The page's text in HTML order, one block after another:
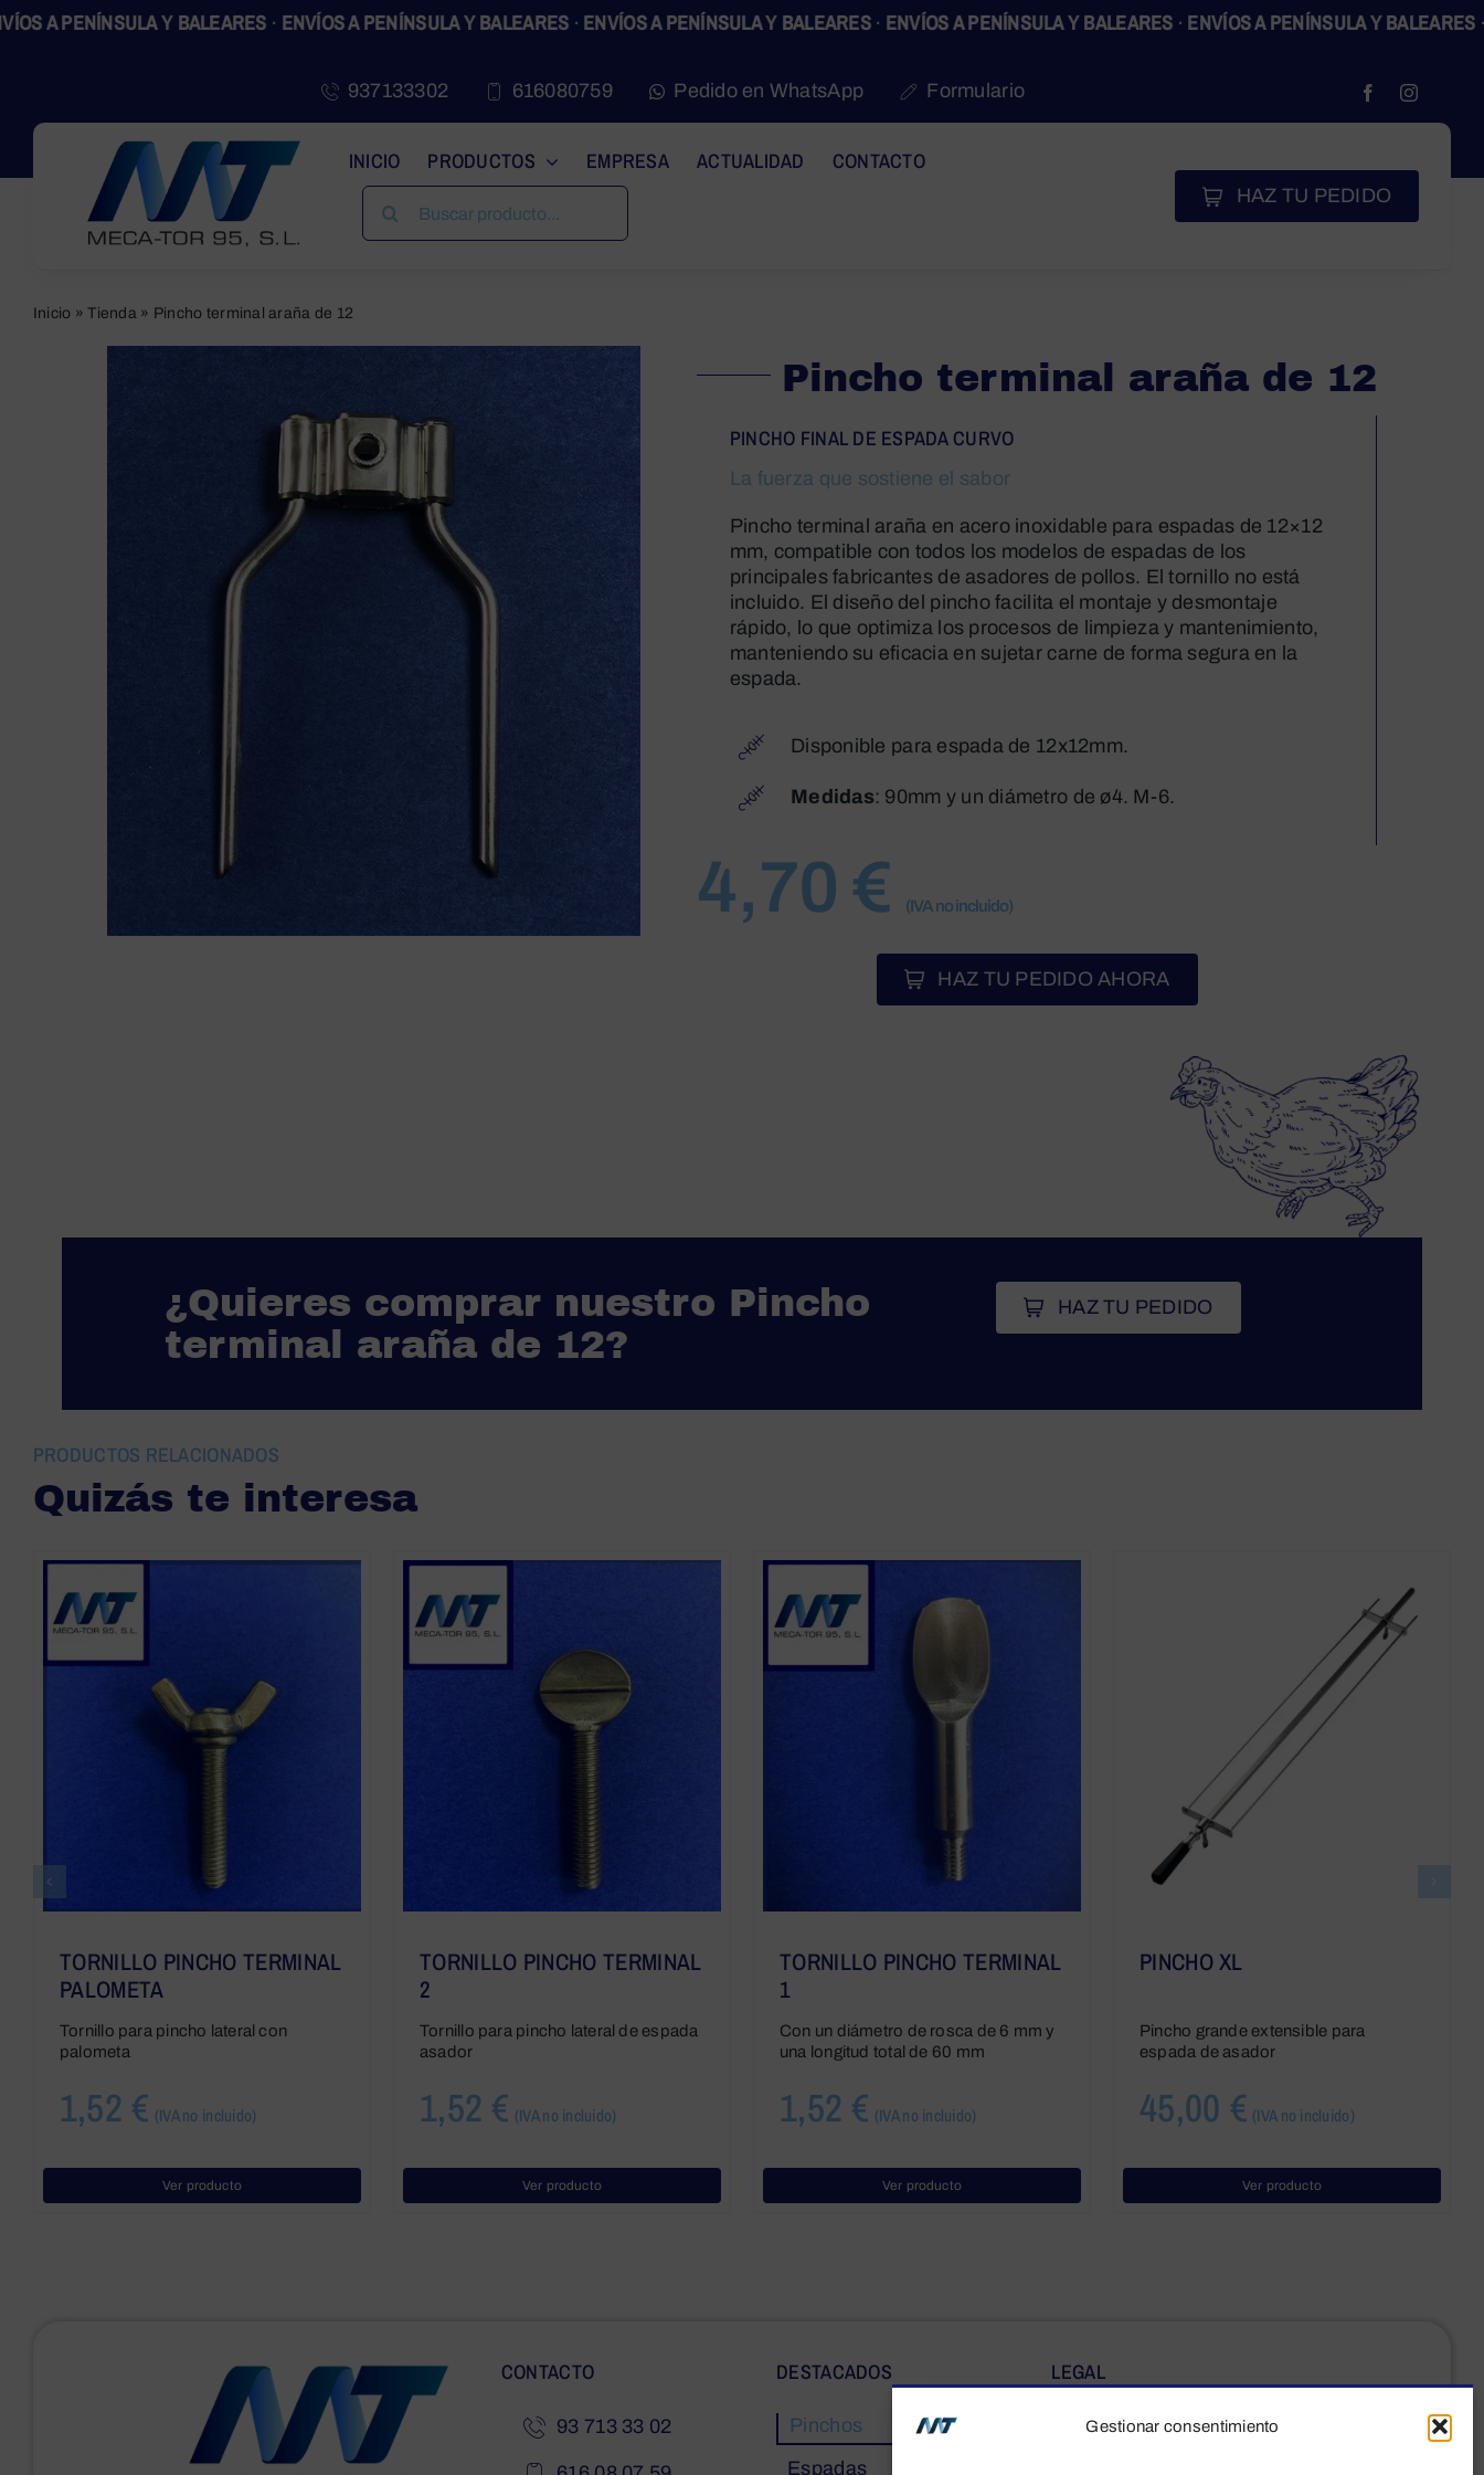
Gestionar consentimiento
Skip
to
Y BALEARES·ENVÍOS A PENÍNSULA Y BALEARES·ENVÍOS A PENÍNSULA Y BALEARES·ENVÍOS A PENÍNSULA Y BALEARES·ENVÍOS A PENÍNSULA Y BALEARES·
937133302 616080759 Pedido en WhatsApp Formulario
INICIO PRODUCTOS EMPRESA ACTUALIDAD
CONTACTO
SEARCH
FOR:
HAZ TU PEDIDO
Inicio »Tienda » Pincho terminal araña de 12
Pincho terminal araña de 12
PINCHO FINAL DE ESPADA CURVO
La fuerza que sostiene el sabor
Pincho terminal araña en acero inoxidable para espadas de 12×12
mm, compatible con todos los modelos de espadas de los
principales fabricantes de asadores de pollos. El tornillo no está
incluido. El diseño del pincho facilita el montaje y desmontaje
rápido, lo que optimiza los procesos de limpieza y mantenimiento,
manteniendo su eficacia en sujetar carne de forma segura en la
espada.
Disponible para espada de 12x12mm.
Medidas: 90mm y un diámetro de ø4. M-6.
4,70 € (IVA no incluido)
HAZ TU PEDIDO AHORA
¿Quieres comprar nuestro Pincho
terminal araña de 12?
HAZ TU PEDIDO
PRODUCTOS RELACIONADOS
Quizás te interesa
TORNILLO PINCHO TERMINAL
PALOMETA
Tornillo para pincho lateral con
palometa
1,52 € (IVA no incluido)
Ver producto
TORNILLO PINCHO TERMINAL
2
Tornillo para pincho lateral de espada
asador
1,52 € (IVA no incluido)
Ver producto
TORNILLO PINCHO TERMINAL
1
Con un diámetro de rosca de 6 mm y
una longitud total de 60 mm
1,52 € (IVA no incluido)
Ver producto
PINCHO XL
Pincho grande extensible para
espada de asador
45,00 € (IVA no incluido)
Ver producto
CONTACTO
93 713 33 02
DESTACADOS
Pinchos
Espadas
LEGAL
Aviso legal